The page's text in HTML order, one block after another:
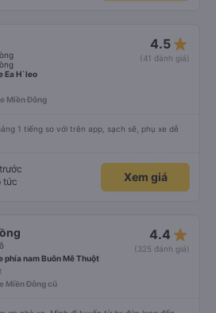
4.5 star_rate
(41 đánh giá)
Ea H`leo
Miền Đông
1 tiếng so với trên app, sạch sẽ, phụ xe dễ
tức
Xem giá
4.4 star_rate
(325 đánh giá)
phía nam Buôn Mê Thuột
Miền Đông cũ